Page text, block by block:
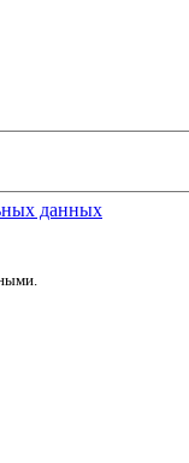
данных